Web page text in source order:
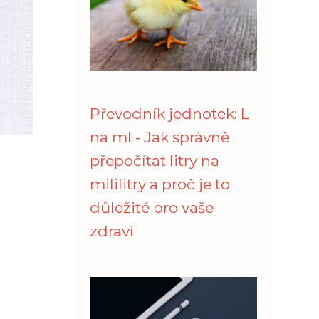
Převodník jednotek: L
na ml - Jak správně
přepočítat litry na
mililitry a proč je to
důležité pro vaše
zdraví